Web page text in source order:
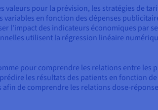
valeurs pour la prévision, les stratégies de
en fonction des dépenses
l'impact des indicateurs économiques par
utilisent la régression linéaire
pour comprendre les relations entre les
les résultats des patients en fonction
de comprendre les relations dose-